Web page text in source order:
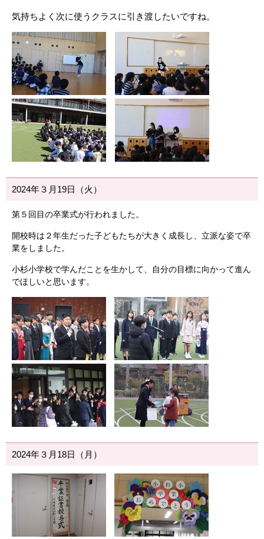
気持ちよく次に使うクラスに引き渡したいですね。
2024年３月19日（火）
第５回目の卒業式が行われました。
開校時は２年生だった子どもたちが大きく成長し、立派な姿で卒
業をしました。
小杉小学校で学んだことを生かして、自分の目標に向かって進ん
でほしいと思います。
2024年３月18日（月）